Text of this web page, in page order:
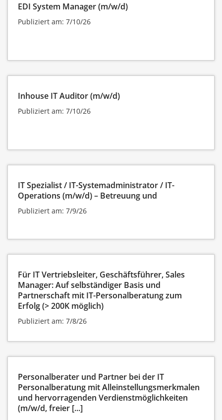
EDI System Manager (m/w/d)
Publiziert am: 7/10/26
Inhouse IT Auditor (m/w/d)
Publiziert am: 7/10/26
IT Spezialist / IT-Systemadministrator / IT-
Operations (m/w/d) – Betreuung und
Publiziert am: 7/9/26
Für IT Vertriebsleiter, Geschäftsführer, Sales
Manager: Auf selbständiger Basis und
Partnerschaft mit IT-Personalberatung zum
Erfolg (> 200K möglich)
Publiziert am: 7/8/26
Personalberater und Partner bei der IT
Personalberatung mit Alleinstellungsmerkmalen
und hervorragenden Verdienstmöglichkeiten
(m/w/d, freier [...]